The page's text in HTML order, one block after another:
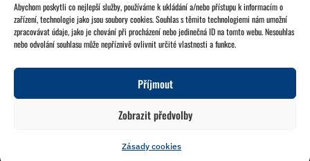
Abychom poskytli co nejlepší služby, používáme k ukládání a/nebo přístupu k informacím o
zařízení, technologie jako jsou soubory cookies. Souhlas s těmito technologiemi nám umožní
zpracovávat údaje, jako je chování při procházení nebo jedinečná ID na tomto webu. Nesouhlas
nebo odvolání souhlasu může nepříznivě ovlivnit určité vlastnosti a funkce.
Příjmout
Zobrazit předvolby
Zásady cookies
Sledujte nás!
Kalendář
O nás
Pro členy
Zásady cookies
Studio DružbaVytvořilMiroslav Tomášek